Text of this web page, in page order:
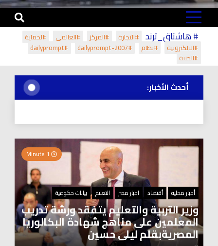
# هاشتاق_ترند #التجارة #المركز #العالمي
#لحماية
#الالكترونية
#نظام #dailyprompt-2007
#dailyprompt
#الجنية
أحدث الأخبار:
أخبار محليه أقتصاد اخبار مصر التعليم بيانات حكومية
وزير التربية والتعليم يتفقد ورشة تدريب
المعلمين على مناهج شهادة البكالوريا
المصريةبقلم ليلى حسين